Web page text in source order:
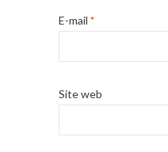
E-mail *
Site web